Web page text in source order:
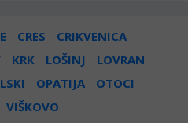
CRES
CRIKVENICA
KRK LOŠINJ
LOVRAN
OPATIJA
OTOCI
VIŠKOVO